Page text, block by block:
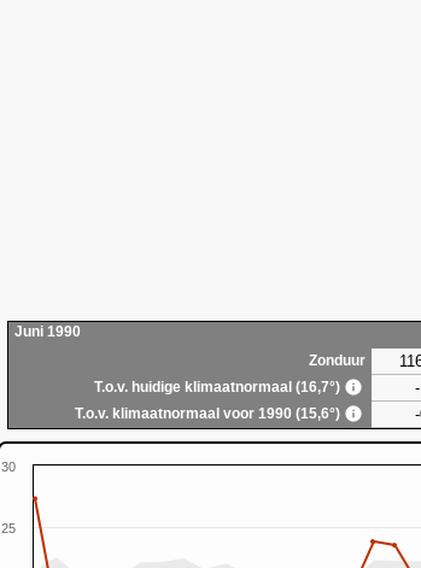
Juni 1990
Zonduur
T.o.v. huidige klimaatnormaal (16,7°)
T.o.v. klimaatnormaal voor 1990 (15,6°)
25
30